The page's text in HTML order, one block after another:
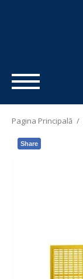
Pagina Principală /
Share